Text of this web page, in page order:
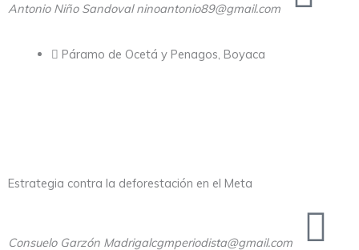
Antonio Niño Sandovalninoantonio89@gmail.com
Páramo de Ocetá y Penagos, Boyaca
Estrategia contra la deforestación en el Meta
Consuelo Garzón Madrigalcgmperiodista@gmail.com